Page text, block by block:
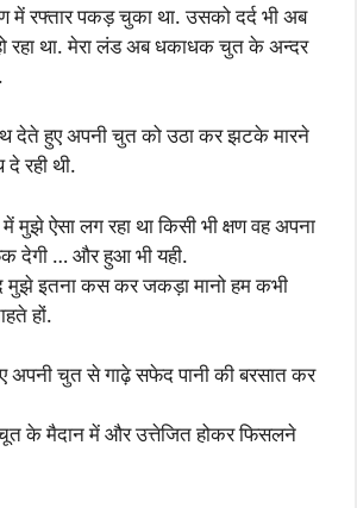
में रफ्तार पकड़ चुका था. उसको दर्द भी अब
रहा था. मेरा लंड अब धकाधक चुत के अन्दर
देते हुए अपनी चुत को उठा कर झटके मारने
दे रही थी.
मुझे ऐसा लग रहा था किसी भी क्षण वह अपना
देगी … और हुआ भी यही.
इतना कस कर जकड़ा मानो हम कभी
हों.
अपनी चुत से गाढ़े सफेद पानी की बरसात कर
के मैदान में और उत्तेजित होकर फिसलने